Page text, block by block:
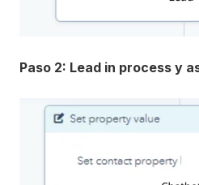
Paso 2: Lead in process y